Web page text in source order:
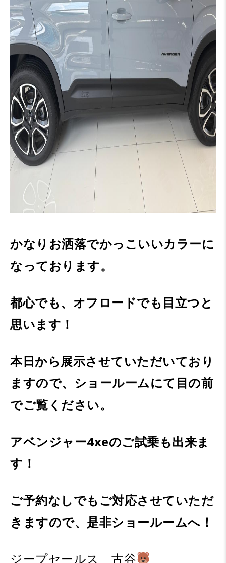
かなりお洒落でかっこいいカラーに
なっております。
都心でも、オフロードでも目立つと
思います！
本日から展示させていただいており
ますので、ショールームにて目の前
でご覧ください。
アベンジャー4xeのご試乗も出来ま
す！
ご予約なしでもご対応させていただ
きますので、是非ショールームへ！
ジープセールス 古谷